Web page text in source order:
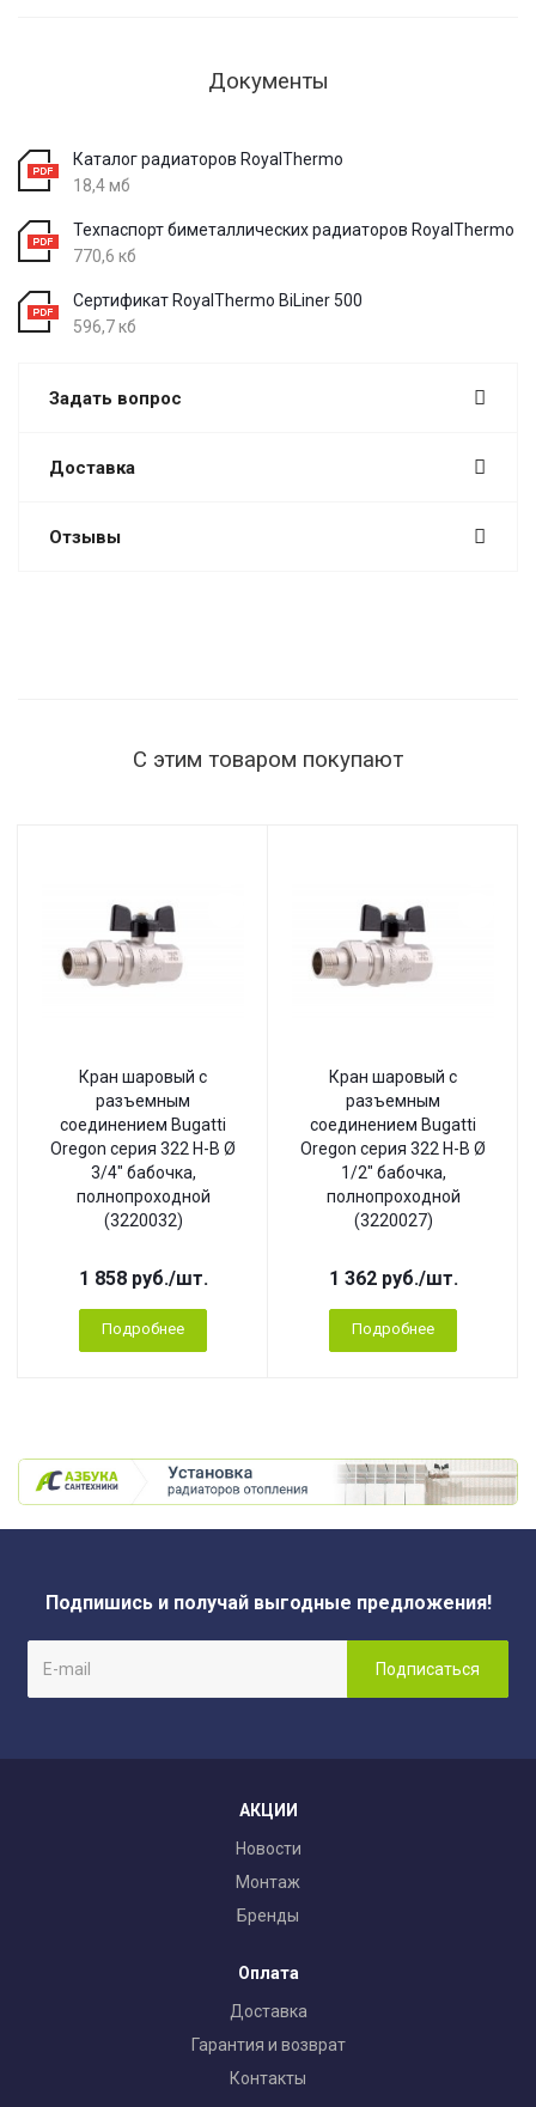
Документы
Каталог радиаторов RoyalThermo
18,4 мб
Техпаспорт биметаллических радиаторов RoyalThermo
770,6 кб
Сертификат RoyalThermo BiLiner 500
596,7 кб
Задать вопрос
Доставка
Отзывы
С этим товаром покупают
Кран шаровый с
разъемным
соединением Bugatti
Oregon серия 322 Н-В Ø
3/4" бабочка,
полнопроходной
(3220032)
1 858руб./шт.
Подробнее
Кран шаровый с
разъемным
соединением Bugatti
Oregon серия 322 Н-В Ø
1/2" бабочка,
полнопроходной
(3220027)
1 362руб./шт.
Подробнее
Подпишись и получай выгодные предложения!
АКЦИИ
Новости
Монтаж
Бренды
Оплата
Доставка
Гарантия и возврат
Контакты